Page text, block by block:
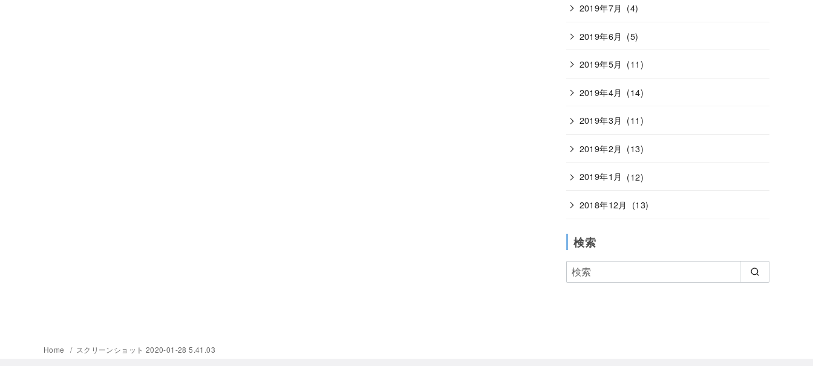
2019年7月 (4)
2019年6月 (5)
2019年5月 (11)
2019年4月 (14)
2019年3月 (11)
2019年2月 (13)
2019年1月 (12)
2018年12月 (13)
検索
Home スクリーンショット 2020-01-28 5.41.03